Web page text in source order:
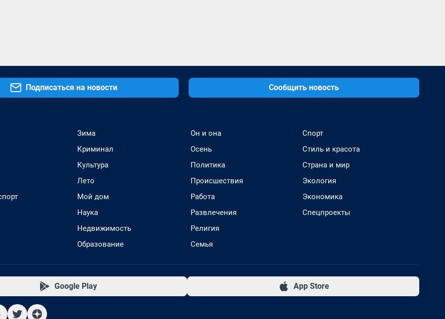
Подписаться на новости Сообщить новость
Зима
Криминал
Культура
Лето
Мой дом
Наука
Недвижимость
Образование
Он и она
Осень
Политика
Происшествия
Работа
Развлечения
Религия
Семья
Спорт
Стиль и красота
Страна и мир
Экология
Экономика
Спецпроекты
Google Play App Store